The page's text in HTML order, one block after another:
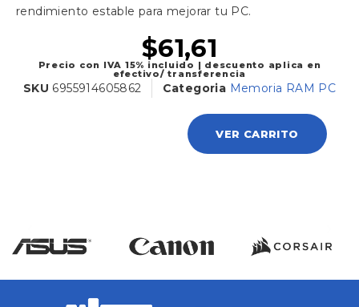
rendimiento estable para mejorar tu PC.
$61,61
Precio con IVA 15% incluido | descuento aplica en
efectivo/ transferencia
SKU 6955914605862 Categoria Memoria RAM PC
VER CARRITO